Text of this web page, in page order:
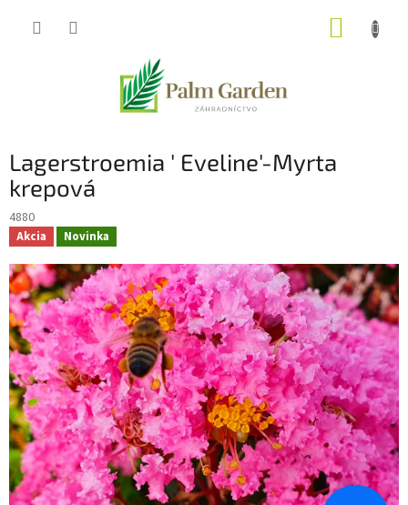
Lagerstroemia ' Eveline'-Myrta
krepová
4880
Akcia Novinka